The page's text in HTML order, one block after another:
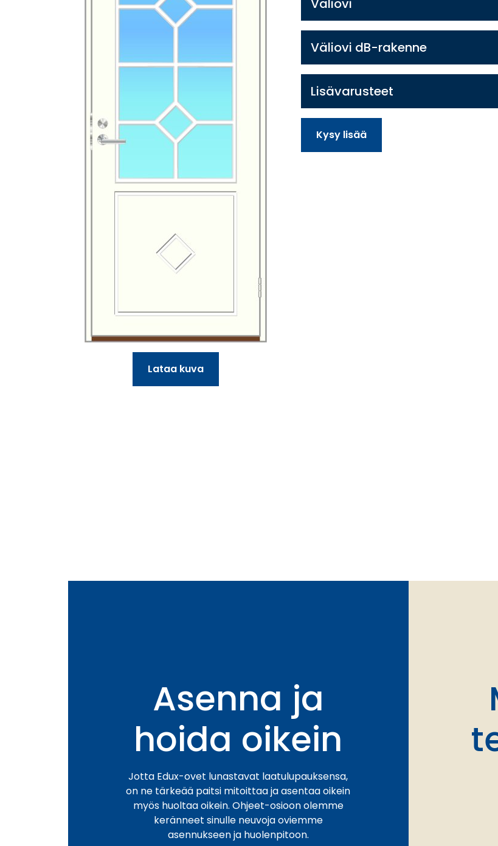
Lataa kuva
Väliovi
Väliovi dB-rakenne
Lisävarusteet
Kysy lisää
Asenna ja
hoida oikein
Jotta Edux-ovet lunastavat laatulupauksensa,
on ne tärkeää paitsi mitoittaa ja asentaa oikein
myös huoltaa oikein. Ohjeet-osioon olemme
keränneet sinulle neuvoja oviemme
asennukseen ja huolenpitoon.